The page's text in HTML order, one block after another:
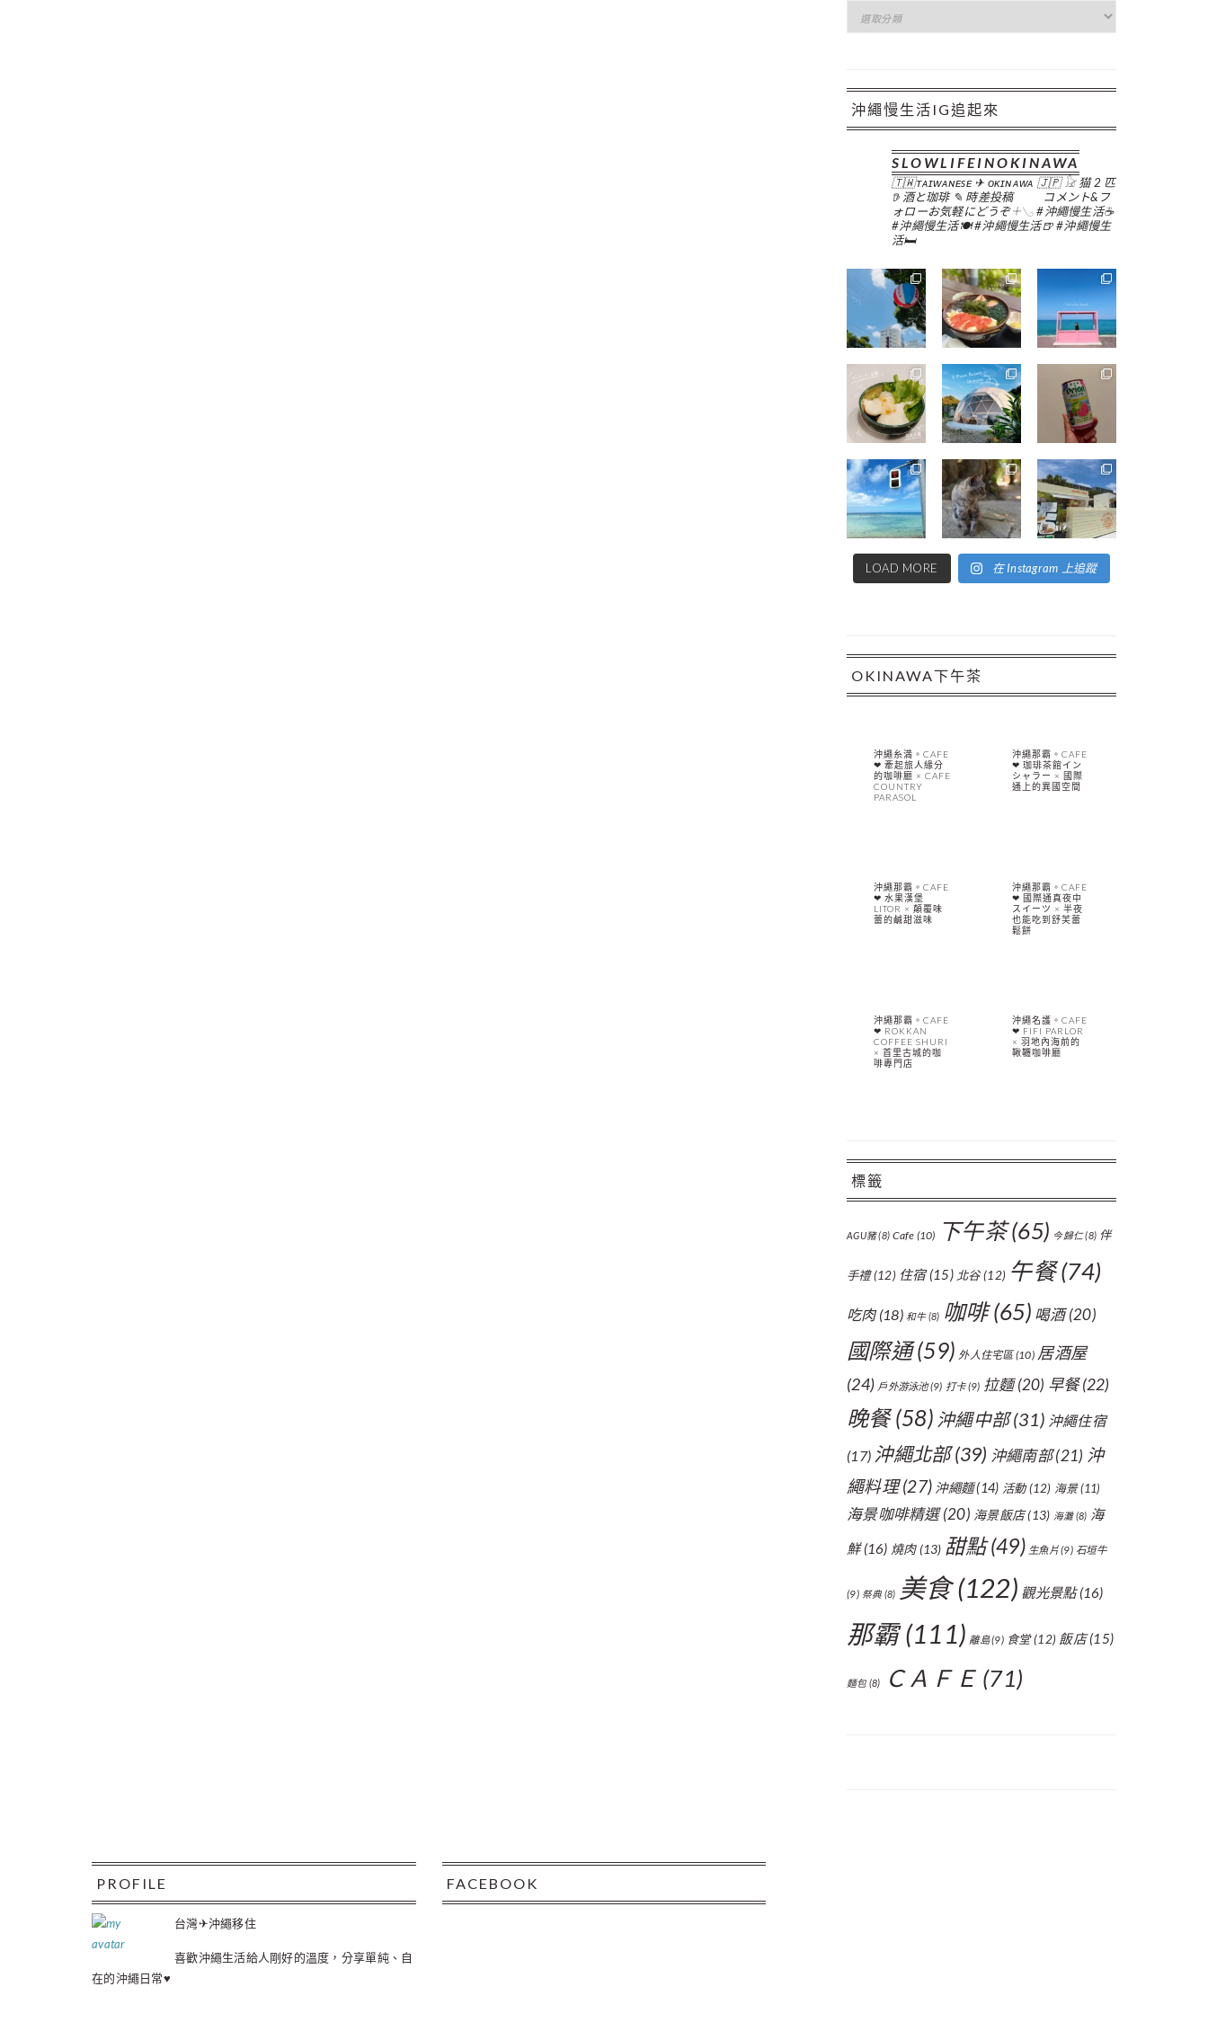
沖繩慢生活IG追起來
SLOWLIFEINOKINAWA
🇹🇼ᴛᴀɪᴡᴀɴᴇsᴇ ✈︎ ᴏᴋɪɴᴀᴡᴀ 🇯🇵𓃠 猫 2 匹
𖠚 酒と珈琲✎ 時差投稿
コメント&フ
ォローお気軽にどうぞ𓇬𓂅#沖繩慢生活☕️
#沖繩慢生活🍽#沖繩慢生活🍺#沖繩慢生
活🛏
LOAD MORE 在 Instagram 上追蹤
OKINAWA下午茶
沖繩糸満。CAFE
❤︎ 牽起旅人緣分
的咖啡廳 × CAFE
COUNTRY
PARASOL
沖繩那霸。CAFE
❤︎ 珈琲茶館イン
シャラー × 國際
通上的異國空間
沖繩那霸。CAFE
❤︎ 水果漢堡
LITOR × 顛覆味
蕾的鹹甜滋味
沖繩那霸。CAFE
❤︎ 國際通真夜中
スイーツ × 半夜
也能吃到舒芙蕾
鬆餅
沖繩那霸。CAFE
❤︎ ROKKAN
COFFEE SHURI
× 首里古城的咖
啡專門店
沖繩名護。CAFE
❤︎ FIFI PARLOR
× 羽地內海前的
鞦韆咖啡廳
標籤
AGU豬(8) Cafe (10) 下午茶(65) 今歸仁(8) 伴
手禮(12) 住宿(15) 北谷(12) 午餐(74)
吃肉(18) 和牛(8) 咖啡(65) 喝酒(20)
國際通(59) 外人住宅區(10) 居酒屋
(24) 戶外游泳池(9) 打卡(9) 拉麵(20) 早餐(22)
晚餐(58) 沖繩中部(31) 沖繩住宿
(17) 沖繩北部(39) 沖繩南部(21) 沖
繩料理(27) 沖繩麵(14) 活動(12) 海景(11)
海景咖啡精選(20) 海景飯店(13) 海灘(8) 海
鮮(16) 燒肉(13) 甜點(49) 生魚片(9) 石垣牛
(9) 祭典 (8) 美食(122) 觀光景點(16)
那霸(111) 離島(9) 食堂(12) 飯店(15)
麵包 (8) ＣＡＦＥ (71)
PROFILE
台灣✈沖繩移住
喜歡沖繩生活給人剛好的溫度，分享單純、自
在的沖繩日常♥
FACEBOOK